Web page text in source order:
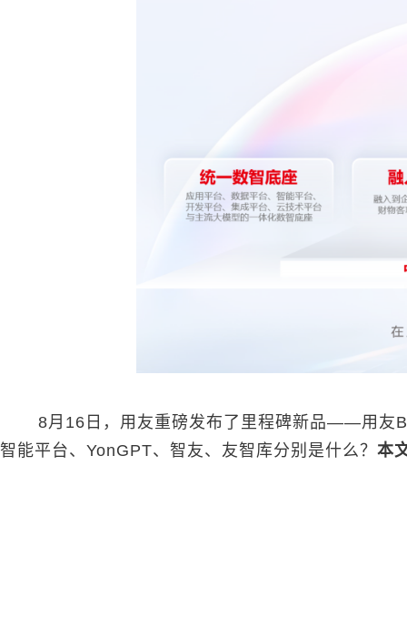
8月16日，用友重磅发布了里程碑新品——用友
智能平台、YonGPT、 智友、友智库分别是什么？ 本